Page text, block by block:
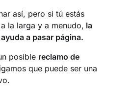
así, pero si tú estás
la larga y a menudo, la
a pasar página.
posible reclamo de
que puede ser una